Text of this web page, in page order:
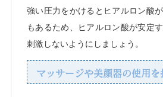
強い圧力をかけるとヒアルロン酸
もあるため、ヒアルロン酸が安定
刺激しないようにしましょう。
マッサージや美顔器の使用を